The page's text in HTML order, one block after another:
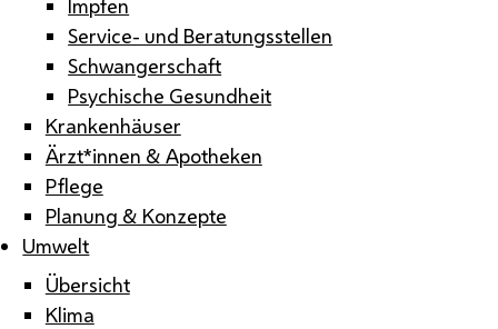
Service- und Beratungsstellen
Schwangerschaft
Psychische Gesundheit
Krankenhäuser
Ärzt*innen & Apotheken
Pflege
Planung & Konzepte
Umwelt
Übersicht
Klima